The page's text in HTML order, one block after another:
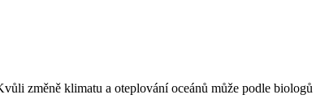
změně klimatu a oteplování oceánů může podle biologů